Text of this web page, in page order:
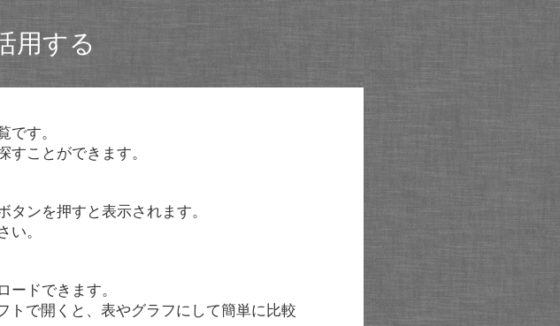
用する
です。
ことができます。
ンを押すと表示されます。
い。
ドできます。
で開くと、表やグラフにして簡単に比較